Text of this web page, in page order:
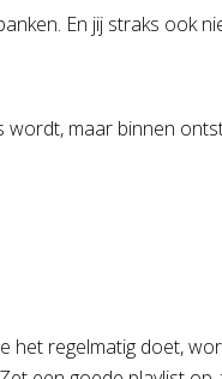
En jij straks ook
maar binnen
het regelmatig doet,